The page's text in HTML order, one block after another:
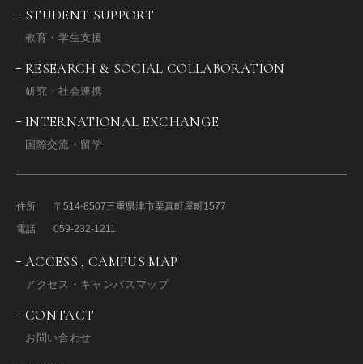
STUDENT SUPPORT
教育・学生支援
RESEARCH & SOCIAL COLLABORATION
研究・社会連携
INTERNATIONAL EXCHANGE
国際交流・留学
住所 〒514-8507三重県津市栗真町屋町1577
電話
059-232-1211
ACCESS , CAMPUS MAP
アクセス・キャンパスマップ
CONTACT
お問い合わせ